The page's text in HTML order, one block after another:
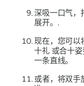
深吸一口气，
展开。.
现在，您可以
十礼或合十姿
一条直线。
或者，将双手